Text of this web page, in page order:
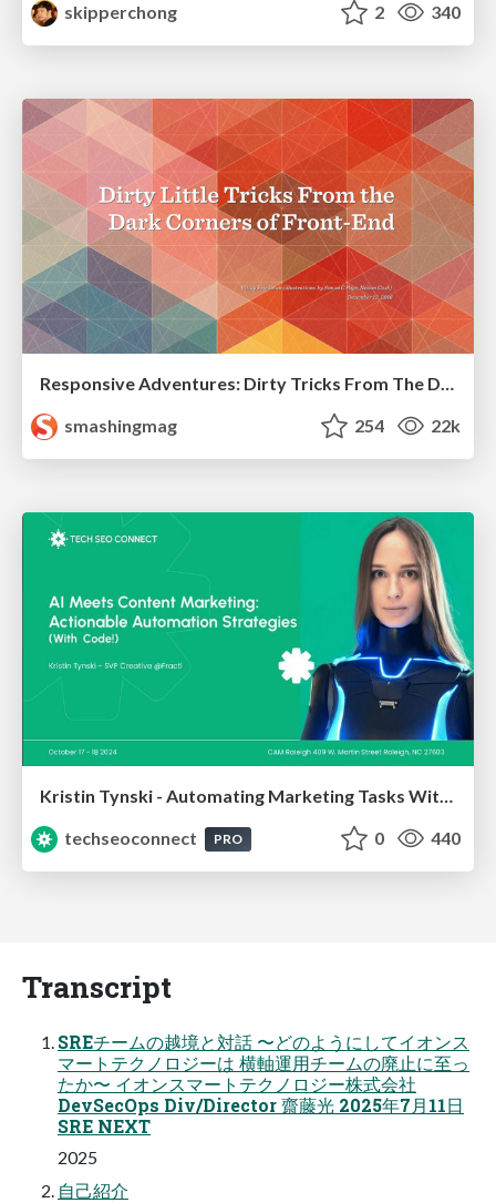
skipperchong
2 340
smashingmag
254 22k
Kristin Tynski - Automating Marketing Tasks With AI
techseoconnect
PRO 0 440
Transcript
SREチームの越境と対話 〜どのようにしてイオンス
マートテクノロジーは 横軸運⽤チームの廃⽌に⾄っ
たか〜 イオンスマートテクノロジー株式会社
DevSecOps Div/Director 齋藤光 2025年7⽉11⽇
SRE NEXT
2025
自己紹介